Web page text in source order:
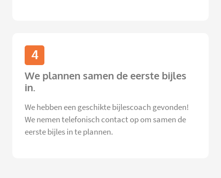
4
We plannen samen de eerste bijles
in.
We hebben een geschikte bijlescoach gevonden!
We nemen telefonisch contact op om samen de
eerste bijles in te plannen.